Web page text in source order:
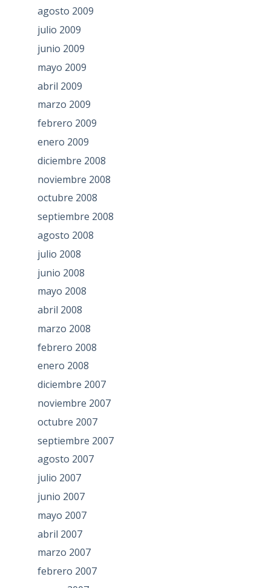
agosto 2009
julio 2009
junio 2009
mayo 2009
abril 2009
marzo 2009
febrero 2009
enero 2009
diciembre 2008
noviembre 2008
octubre 2008
septiembre 2008
agosto 2008
julio 2008
junio 2008
mayo 2008
abril 2008
marzo 2008
febrero 2008
enero 2008
diciembre 2007
noviembre 2007
octubre 2007
septiembre 2007
agosto 2007
julio 2007
junio 2007
mayo 2007
abril 2007
marzo 2007
febrero 2007